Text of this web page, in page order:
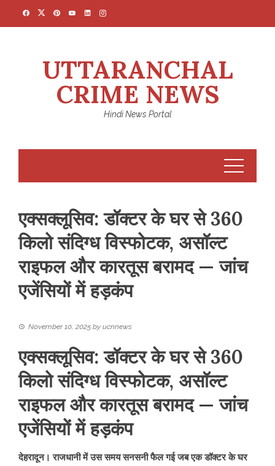
UTTARANCHAL
CRIME NEWS
Hindi News Portal
एक्सक्लूसिव: डॉक्टर के घर से 360
किलो संदिग्ध विस्फोटक, असॉल्ट
राइफल और कारतूस बरामद — जांच
एजेंसियों में हड़कंप
November 10, 2025 by ucnnews
एक्सक्लूसिव: डॉक्टर के घर से 360
किलो संदिग्ध विस्फोटक, असॉल्ट
राइफल और कारतूस बरामद — जांच
एजेंसियों में हड़कंप
देहरादून। राजधानी में उस समय सनसनी फैल गई जब एक डॉक्टर के घर